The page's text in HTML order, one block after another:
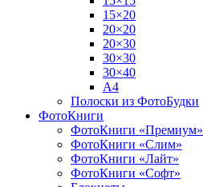
15×20
20×20
20×30
30×30
30×40
A4
Полоски из ФотоБудки
ФотоКниги
ФотоКниги «Премиум»
ФотоКниги «Слим»
ФотоКниги «Лайт»
ФотоКниги «Софт»